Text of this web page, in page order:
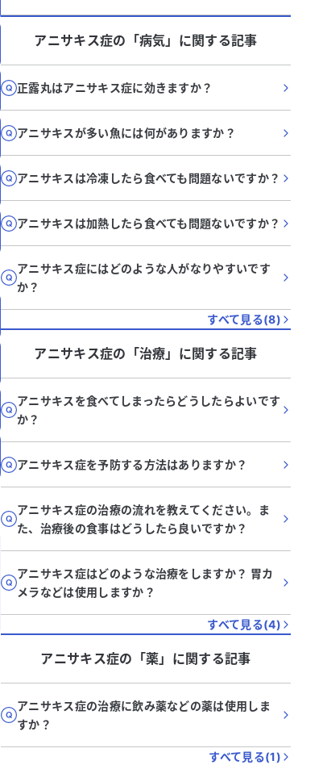
アニサキス症の「病気」に関する記事
正露丸はアニサキス症に効きますか？
アニサキスが多い魚には何がありますか？
アニサキスは冷凍したら食べても問題ないですか？
アニサキスは加熱したら食べても問題ないですか？
アニサキス症にはどのような人がなりやすいです
か？
すべて見る(8)
アニサキス症の「治療」に関する記事
アニサキスを食べてしまったらどうしたらよいです
か？
アニサキス症を予防する方法はありますか？
アニサキス症の治療の流れを教えてください。ま
た、治療後の食事はどうしたら良いですか？
アニサキス症はどのような治療をしますか？ 胃カ
メラなどは使用しますか？
すべて見る(4)
アニサキス症の「薬」に関する記事
アニサキス症の治療に飲み薬などの薬は使用しま
すか？
すべて見る(1)